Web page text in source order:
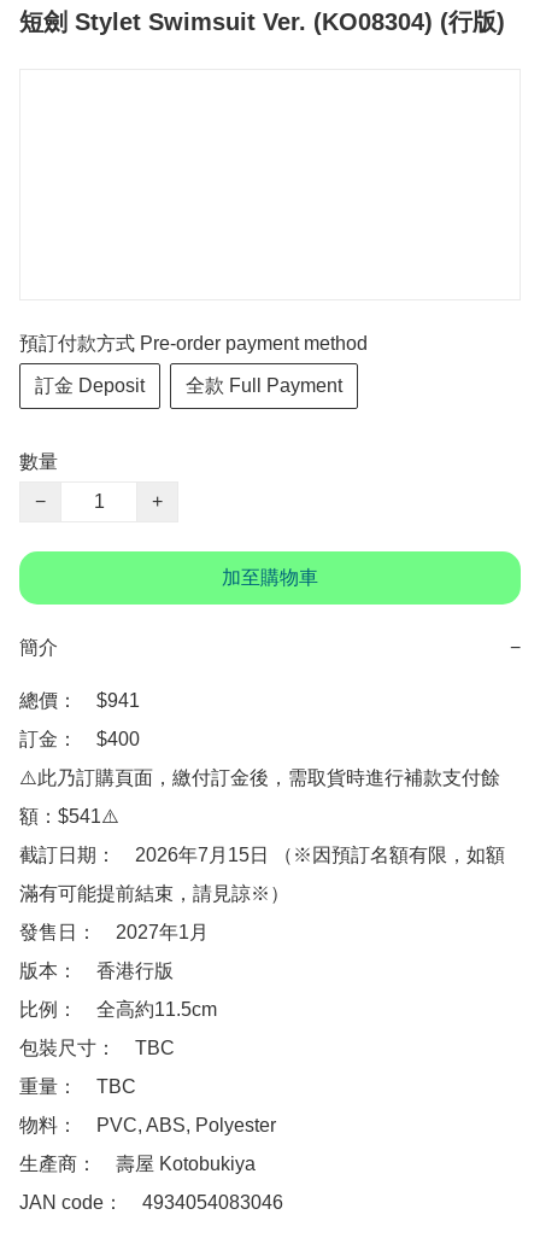
短劍 Stylet Swimsuit Ver. (KO08304) (行版)
預訂付款方式 Pre-order payment method
訂金 Deposit 全款 Full Payment
數量
−
+
加至購物車
簡介 −
總價：　$941
訂金：　$400
⚠️此乃訂購頁面，繳付訂金後，需取貨時進行補款支付餘
額：$541⚠️
截訂日期：　2026年7月15日 （※因預訂名額有限，如額
滿有可能提前結束，請見諒※）
發售日：　2027年1月
版本：　香港行版
比例：　全高約11.5cm
包裝尺寸：　TBC
重量：　TBC
物料：　PVC, ABS, Polyester
生產商：　壽屋 Kotobukiya
JAN code：　4934054083046